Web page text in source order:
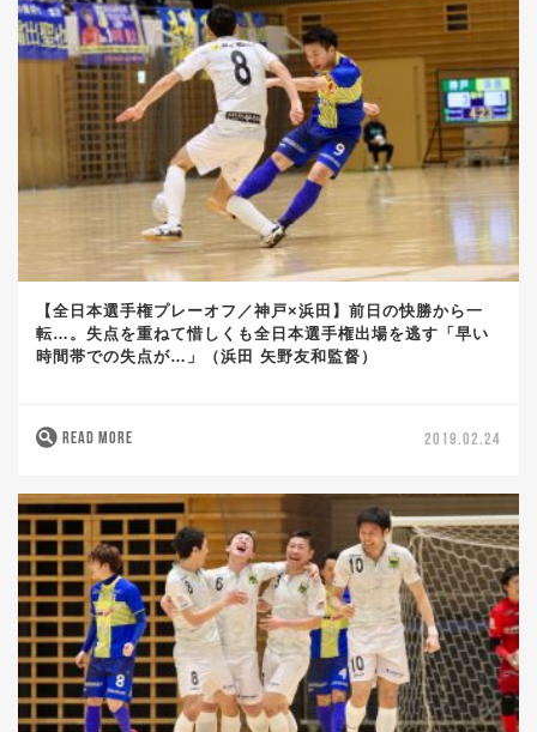
【全日本選手権プレーオフ／神戸×浜田】前日の快勝から一
転…。失点を重ねて惜しくも全日本選手権出場を逃す「早い
時間帯での失点が…」（浜田 矢野友和監督）
READ MORE 2019.02.24